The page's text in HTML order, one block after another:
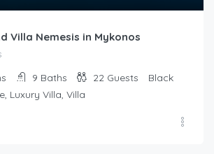
Villa Nemesis in Mykonos
9 Baths 22 Guests
Black
Luxury Villa, Villa